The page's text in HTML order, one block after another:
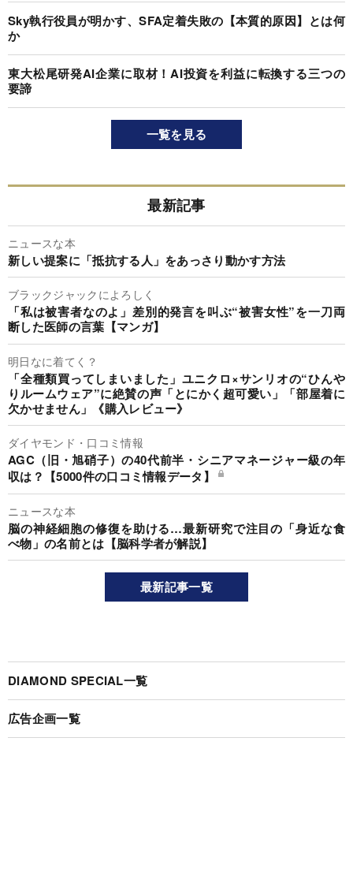
Sky執行役員が明かす、SFA定着失敗の【本質的原因】とは何
か
東大松尾研発AI企業に取材！AI投資を利益に転換する三つの
要諦
一覧を見る
最新記事
ニュースな本
新しい提案に「抵抗する人」をあっさり動かす方法
ブラックジャックによろしく
「私は被害者なのよ」差別的発言を叫ぶ“被害女性”を一刀両
断した医師の言葉【マンガ】
明日なに着てく？
「全種類買ってしまいました」ユニクロ×サンリオの“ひんや
りルームウェア”に絶賛の声「とにかく超可愛い」「部屋着に
欠かせません」《購入レビュー》
ダイヤモンド・口コミ情報
AGC（旧・旭硝子）の40代前半・シニアマネージャー級の年
収は？【5000件の口コミ情報データ】
ニュースな本
脳の神経細胞の修復を助ける…最新研究で注目の「身近な食
べ物」の名前とは【脳科学者が解説】
最新記事一覧
DIAMOND SPECIAL一覧
広告企画一覧